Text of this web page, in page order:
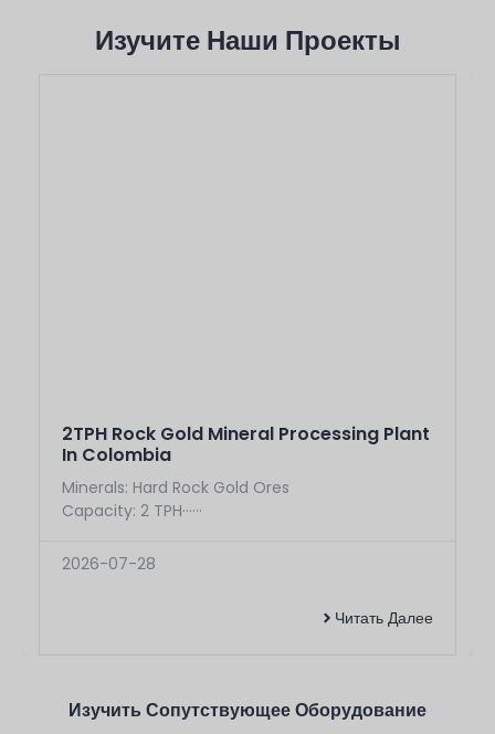
Изучите Наши Проекты
2TPH Rock Gold Mineral Processing Plant
In Colombia
Minerals: Hard Rock Gold Ores
Capacity: 2 TPH······
2026-07-28
Читать Далее
Изучить Сопутствующее Оборудование